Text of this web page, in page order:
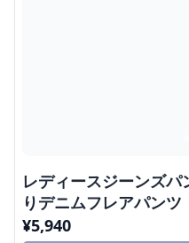
レディースジーンズ
りデニムフレアパンツ
¥5,940